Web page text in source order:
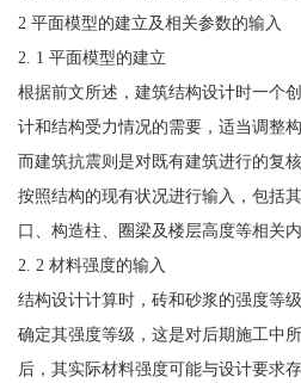
2 平面模型的建立及相关参数的输入
2. 1 平面模型的建立
根据前文所述，建筑结构设计时一个
计和结构受力情况的需要，适当调整
而建筑抗震则是对既有建筑进行的复
按照结构的现有状况进行输入，包括
口、构造柱、圈梁及楼层高度等相关内
2. 2 材料强度的输入
结构设计计算时，砖和砂浆的强度等
确定其强度等级，这是对后期施工中
后，其实际材料强度可能与设计要求